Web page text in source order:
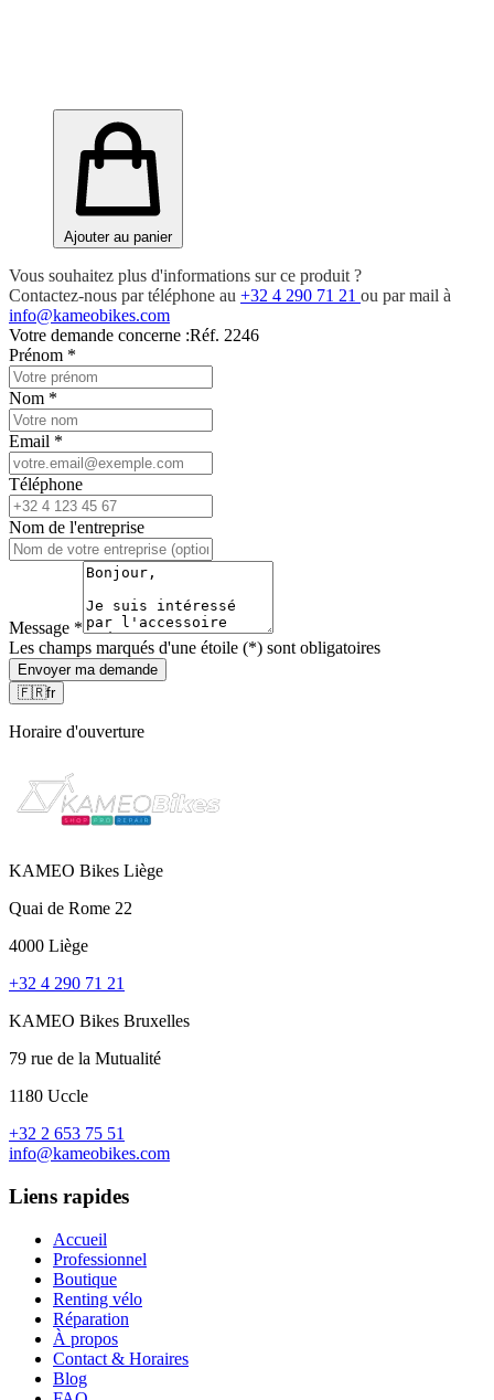
Ajouter au panier
Vous souhaitez plus d'informations sur ce produit ?
Contactez-nous par téléphone au +32 4 290 71 21 ou par mail à
info@kameobikes.com
Votre demande concerne :Réf. 2246
Prénom *
Nom *
Email *
Téléphone
Nom de l'entreprise
Message *
Les champs marqués d'une étoile (*) sont obligatoires
Envoyer ma demande
🇫🇷fr
Horaire d'ouverture
KAMEO Bikes Liège
Quai de Rome 22
4000 Liège
+32 4 290 71 21
KAMEO Bikes Bruxelles
79 rue de la Mutualité
1180 Uccle
+32 2 653 75 51
info@kameobikes.com
Liens rapides
Accueil
Professionnel
Boutique
Renting vélo
Réparation
À propos
Contact & Horaires
Blog